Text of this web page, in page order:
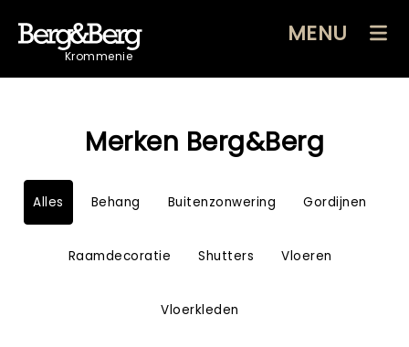
Krommenie
MENU
Merken Berg&Berg
Alles Behang Buitenzonwering Gordijnen
Raamdecoratie Shutters Vloeren
Vloerkleden